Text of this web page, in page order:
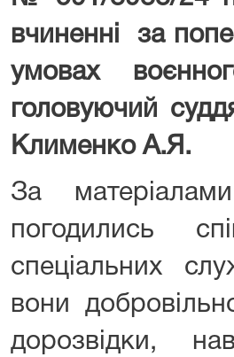
вчиненні за
умовах
головуючий
Клименко А.Я.
За
погодились
спеціальних
вони
дорозвідки,